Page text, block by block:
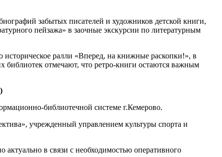
забытых писателей и художников детской книги,
пейзажа» в заочные экскурсии по литературным
ралли «Вперед, на книжные раскопки!», в
библиотек отмечают, что ретро-книги остаются важным
библиотечной системе г.Кемерово.
учрежденный управлением культуры спорта и
в связи с необходимостью оперативного